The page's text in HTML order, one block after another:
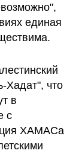
единая
Хадат", что
в
с
ХАМАСа